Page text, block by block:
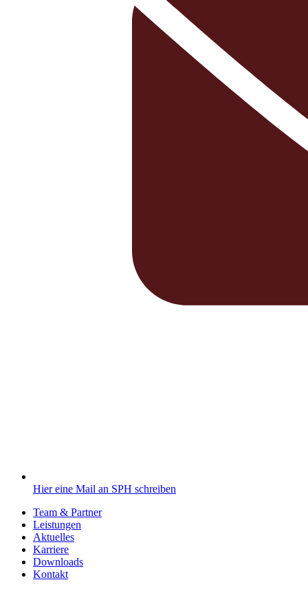
Hier eine Mail an SPH schreiben
Team & Partner
Leistungen
Aktuelles
Karriere
Downloads
Kontakt